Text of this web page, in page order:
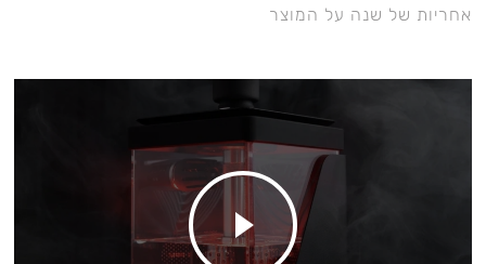
אחריות של שנה על המוצר